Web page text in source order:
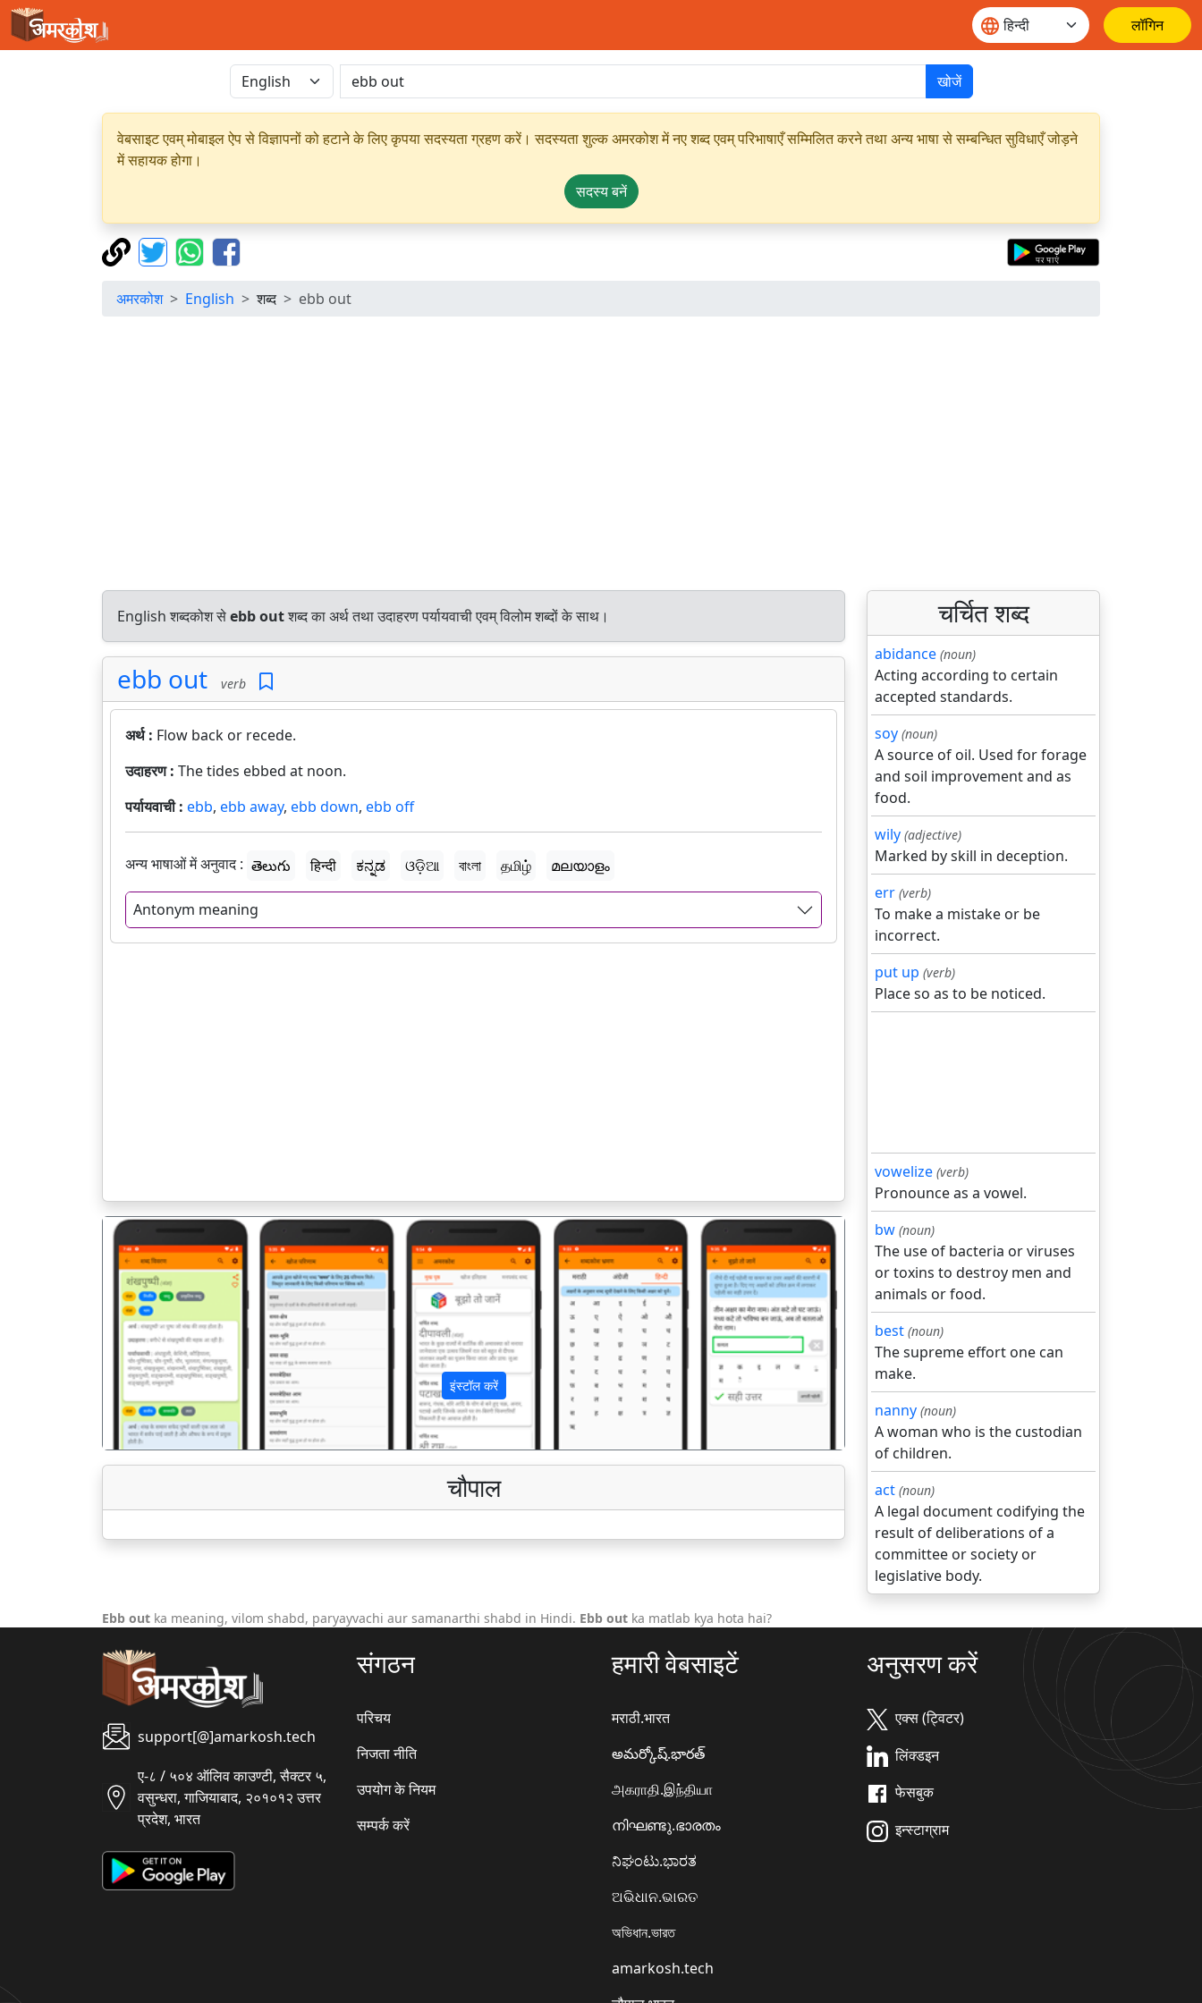
लॉगिन
खोजें
वेबसाइट एवम् मोबाइल ऐप से विज्ञापनों को हटाने के लिए कृपया सदस्यता ग्रहण करें। सदस्यता शुल्क अमरकोश में नए शब्द एवम् परिभाषाएँ सम्मिलित करने तथा अन्य भाषा से सम्बन्धित सुविधाएँ जोड़ने
में सहायक होगा।
सदस्य बनें
अमरकोश English शब्द ebb out
English शब्दकोश सेebb outशब्द का अर्थ तथा उदाहरण पर्यायवाची एवम् विलोम शब्दों के साथ।
ebb out verb
अर्थ : Flow back or recede.
उदाहरण : The tides ebbed at noon.
पर्यायवाची : ebb, ebb away, ebb down, ebb off
अन्य भाषाओं में अनुवाद : తెలుగు हिन्दी ಕನ್ನಡ ଓଡ଼ିଆ বাংলা தமிழ் മലയാളം
Antonym meaning
इंस्टॉल करें
पिछला अगला
चौपाल
चर्चित शब्द
abidance (noun)
Acting according to certain
accepted standards.
soy (noun)
A source of oil. Used for forage
and soil improvement and as
food.
wily (adjective)
Marked by skill in deception.
err (verb)
To make a mistake or be
incorrect.
put up (verb)
Place so as to be noticed.
vowelize (verb)
Pronounce as a vowel.
bw (noun)
The use of bacteria or viruses
or toxins to destroy men and
animals or food.
best (noun)
The supreme effort one can
make.
nanny (noun)
A woman who is the custodian
of children.
act (noun)
A legal document codifying the
result of deliberations of a
committee or society or
legislative body.
Ebb out ka meaning, vilom shabd, paryayvachi aur samanarthi shabd in Hindi. Ebb out ka matlab kya hota hai?
support[@]amarkosh.tech
ए-८ / ५०४ ऑलिव काउण्टी, सैक्टर ५,
वसुन्धरा, गाजियाबाद, २०१०१२ उत्तर
प्रदेश, भारत
संगठन
परिचय
निजता नीति
उपयोग के नियम
सम्पर्क करें
हमारी वेबसाइटें
मराठी.भारत
అమర్కోష్.భారత్
அகராதி.இந்தியா
നിഘണ്ടു.ഭാരതം
ನಿಘಂಟು.ಭಾರತ
ଅଭିଧାନ.ଭାରତ
অভিধান.ভারত
amarkosh.tech
अनुसरण करें
एक्स (ट्विटर)
लिंक्डइन
फेसबुक
इन्स्टाग्राम